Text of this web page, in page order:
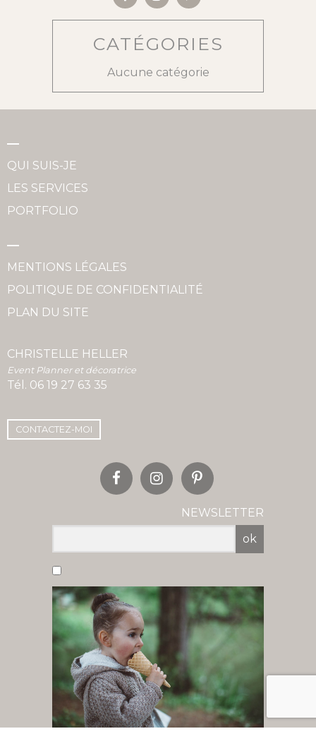
CATÉGORIES
Aucune catégorie
QUI SUIS-JE
LES SERVICES
PORTFOLIO
MENTIONS LÉGALES
POLITIQUE DE CONFIDENTIALITÉ
PLAN DU SITE
CHRISTELLE HELLER
Event Planner et décoratrice
Tél. 06 19 27 63 35
CONTACTEZ-MOI
NEWSLETTER
ok